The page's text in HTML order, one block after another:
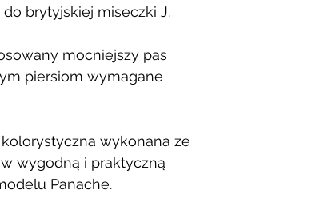
brytyjskiej miseczki J.
mocniejszy pas
piersiom wymagane
wykonana ze
wygodną i praktyczną
Panache.